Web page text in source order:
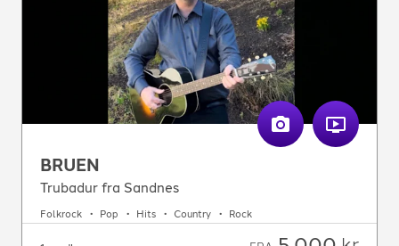
BRUEN
Trubadur fra Sandnes
Folkrock Pop Hits Country Rock